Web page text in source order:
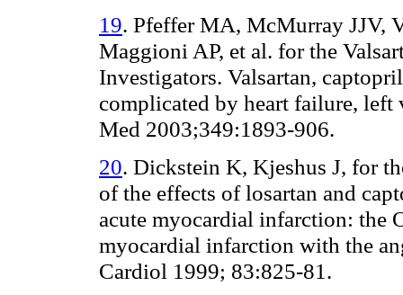
19. Pfeffer MA, McMurray JJV,
Maggioni AP, et al. for the
Investigators. Valsartan,
complicated by heart failure,
Med 2003;349:1893-906.
20. Dickstein K, Kjeshus J, for
of the effects of losartan and
acute myocardial infarction:
myocardial infarction with the
Cardiol 1999; 83:825-81.